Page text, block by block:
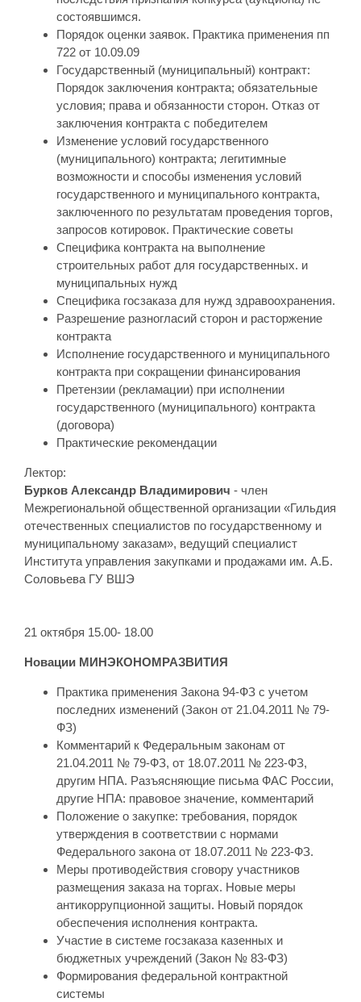
состоявшимся.
Порядок оценки заявок. Практика применения пп
722 от 10.09.09
Государственный (муниципальный) контракт:
Порядок заключения контракта; обязательные
условия; права и обязанности сторон. Отказ от
заключения контракта с победителем
Изменение условий государственного
(муниципального) контракта; легитимные
возможности и способы изменения условий
государственного и муниципального контракта,
заключенного по результатам проведения торгов,
запросов котировок. Практические советы
Специфика контракта на выполнение
строительных работ для государственных. и
муниципальных нужд
Специфика госзаказа для нужд здравоохранения.
Разрешение разногласий сторон и расторжение
контракта
Исполнение государственного и муниципального
контракта при сокращении финансирования
Претензии (рекламации) при исполнении
государственного (муниципального) контракта
(договора)
Практические рекомендации
Лектор:
Бурков Александр Владимирович - член
Межрегиональной общественной организации «Гильдия
отечественных специалистов по государственному и
муниципальному заказам», ведущий специалист
Института управления закупками и продажами им. А.Б.
Соловьева ГУ ВШЭ
21 октября 15.00- 18.00
Новации МИНЭКОНОМРАЗВИТИЯ
Практика применения Закона 94-ФЗ с учетом
последних изменений (Закон от 21.04.2011 № 79-
ФЗ)
Комментарий к Федеральным законам от
21.04.2011 № 79-ФЗ, от 18.07.2011 № 223-ФЗ,
другим НПА. Разъясняющие письма ФАС России,
другие НПА: правовое значение, комментарий
Положение о закупке: требования, порядок
утверждения в соответствии с нормами
Федерального закона от 18.07.2011 № 223-ФЗ.
Меры противодействия сговору участников
размещения заказа на торгах. Новые меры
антикоррупционной защиты. Новый порядок
обеспечения исполнения контракта.
Участие в системе госзаказа казенных и
бюджетных учреждений (Закон № 83-ФЗ)
Формирования федеральной контрактной
системы